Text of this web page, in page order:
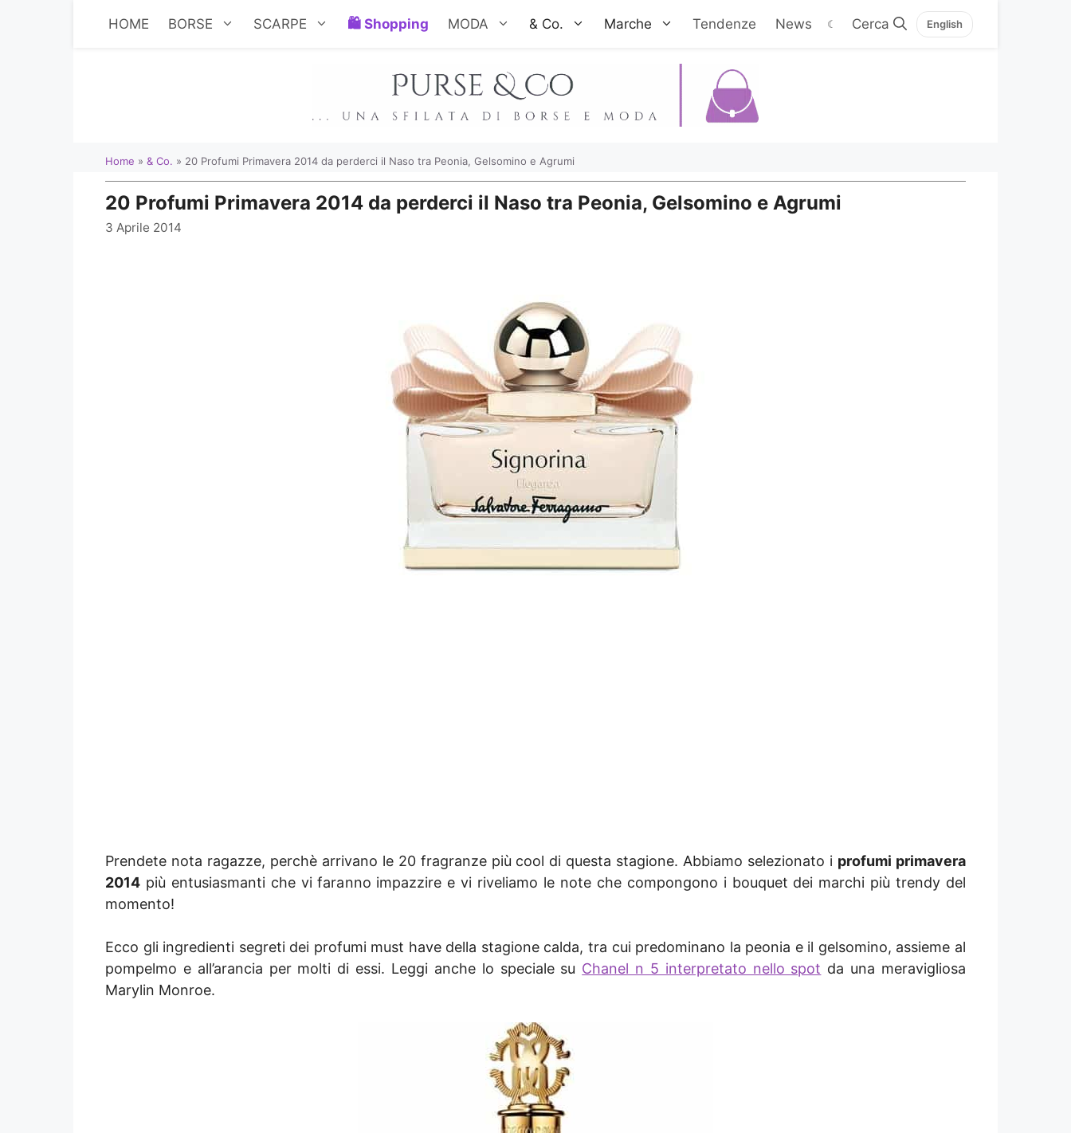
HOME BORSE SCARPE Shopping MODA & Co. Marche Tendenze News ☾ English
Home » & Co. » 20 Profumi Primavera 2014 da perderci il Naso tra Peonia, Gelsomino e Agrumi
20 Profumi Primavera 2014 da perderci il Naso tra Peonia, Gelsomino e Agrumi
3 Aprile 2014
Prendete nota ragazze, perchè arrivano le 20 fragranze più cool di questa stagione. Abbiamo selezionato i profumi primavera
2014 più entusiasmanti che vi faranno impazzire e vi riveliamo le note che compongono i bouquet dei marchi più trendy del
momento!
Ecco gli ingredienti segreti dei profumi must have della stagione calda, tra cui predominano la peonia e il gelsomino, assieme al
pompelmo e all’arancia per molti di essi. Leggi anche lo speciale su Chanel n 5 interpretato nello spot da una meravigliosa
Marylin Monroe.